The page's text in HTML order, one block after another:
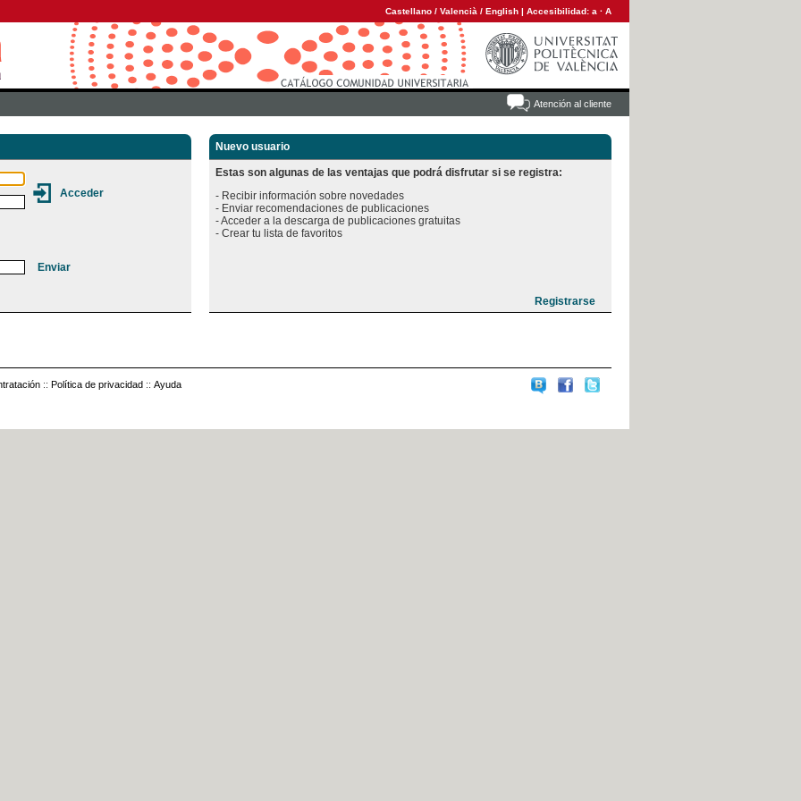
Castellano / Valencià / English | Accesibilidad: a · A
Atención al cliente
Nuevo usuario
Estas son algunas de las ventajas que podrá disfrutar si se registra:
- Recibir información sobre novedades
- Enviar recomendaciones de publicaciones
- Acceder a la descarga de publicaciones gratuitas
:: Política de privacidad :: Ayuda